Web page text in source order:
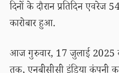
दिनों के दौरान प्रतिदिन
कारोबार हुआ.
आज गुरुवार, 17 जुलाई 2025